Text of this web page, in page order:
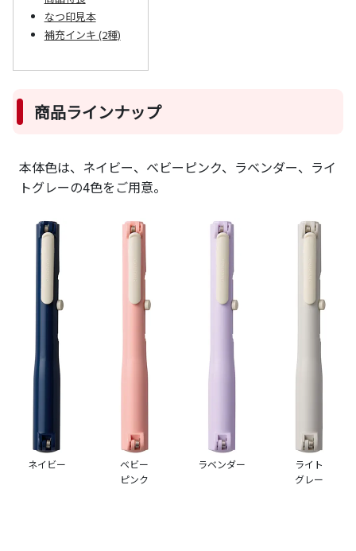
なつ印見本
補充インキ (2種)
商品ラインナップ
本体色は、ネイビー、ベビーピンク、ラベンダー、ライ
トグレーの4色をご用意。
ネイビー
ベビー
ピンク
ラベンダー
ライト
グレー